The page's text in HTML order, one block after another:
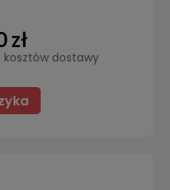
zł
kosztów dostawy